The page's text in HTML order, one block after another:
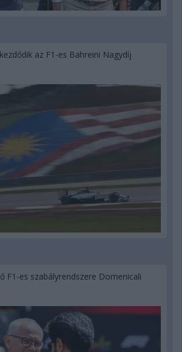
az F1-es Bahreini Nagydíj
F1-es szabályrendszere Domenicali